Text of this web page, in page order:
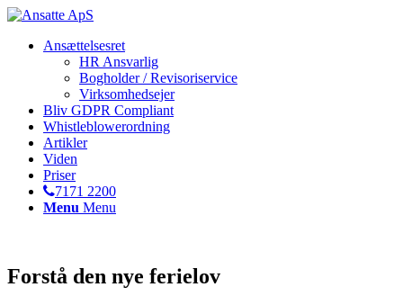
Ansættelsesret
HR Ansvarlig
Bogholder / Revisoriservice
Virksomhedsejer
Bliv GDPR Compliant
Whistleblowerordning
Artikler
Viden
Priser
7171 2200
Menu Menu
Forstå den nye ferielov